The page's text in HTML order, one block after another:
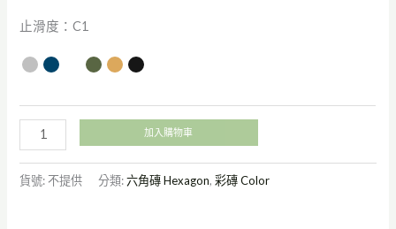
止滑度：C1
加入購物車
貨號: 不提供 分類:六角磚 Hexagon,彩磚 Color